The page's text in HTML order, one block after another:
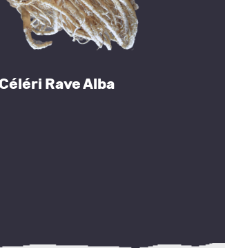
Céléri Rave Alba